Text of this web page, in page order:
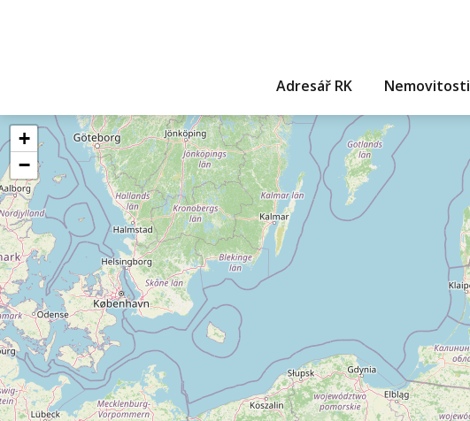
Adresář RK Nemovitosti
+
−